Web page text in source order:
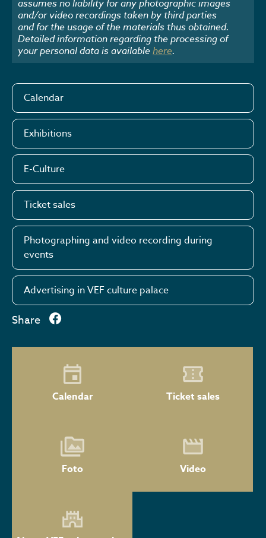
assumes no liability for any photographic images
and/or video recordings taken by third parties
and for the usage of the materials thus obtained.
Detailed information regarding the processing of
your personal data is availablehere.
Calendar
Exhibitions
E-Culture
Ticket sales
Photographing and video recording during
events
Advertising in VEF culture palace
Share
Calendar Ticket sales
Foto Video